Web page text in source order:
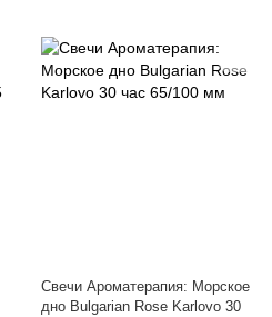
Свечи Ароматерапия: Морское
дно Bulgarian Rose Karlovo 30